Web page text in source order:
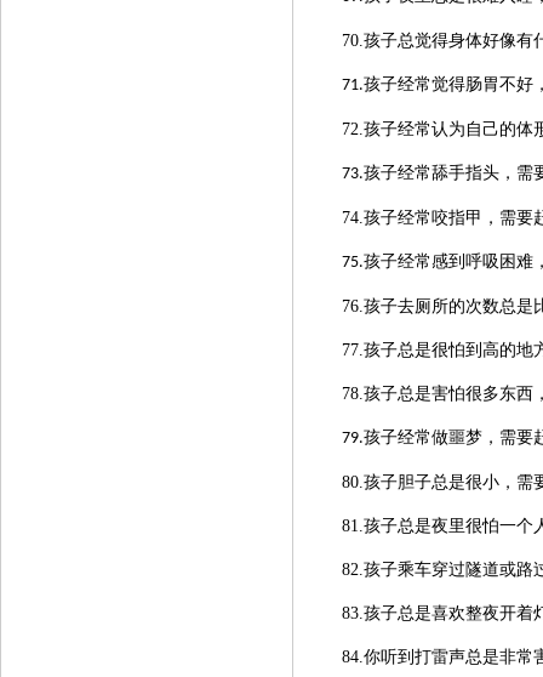
70.孩子总觉得身体好像有
71.孩子经常觉得肠胃不好
72.孩子经常认为自己的体
73.孩子经常舔手指头， 需
74.孩子经常咬指甲， 需要
75.孩子经常感到呼吸困难
76.孩子去厕所的次数总是
77.孩子总是很怕到高的地
78.孩子总是害怕很多东西
79.孩子经常做噩梦， 需要
80.孩子胆子总是很小， 需
81.孩子总是夜里很怕一个
82.孩子乘车穿过隧道或路
83.孩子总是喜欢整夜开着
84.你听到打雷声总是非常